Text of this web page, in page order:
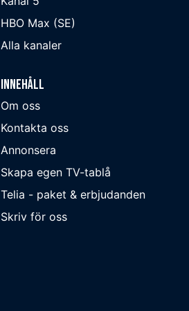
HBO Max (SE)
Alla kanaler
Innehåll
Om oss
Kontakta oss
Annonsera
Skapa egen TV-tablå
Telia - paket & erbjudanden
Skriv för oss